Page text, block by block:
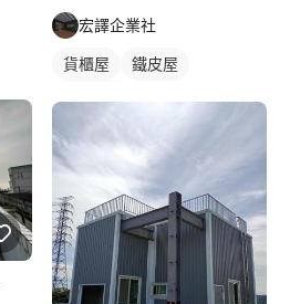
宏譯企業社
貨櫃屋
鐵皮屋